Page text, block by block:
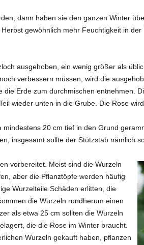
dann haben sie den ganzen Winter
gewöhnlich mehr Feuchtigkeit in
ausgehoben, ein wenig größer als
verbessern müssen, wird die
die Erde zum durchmischen entnehmen.
wieder unten in die Grube. Die Rose
20 cm tief in den Grund
insgesamt sollte der Stützstab nämlich
vorbereitet. Meist sind die Wurzeln
aber die Pflanztöpfe werden häufig
Wurzelteile Schäden erlitten, die
die Wurzeln rundherum einen
als etwa 25 cm sollten die Wurzeln
die die Rose im Winter braucht.
Wurzeln gekauft haben, pflanzen